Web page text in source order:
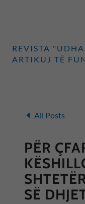
REVISTA
ARTIKUJ TË
All Posts
PËR
SË